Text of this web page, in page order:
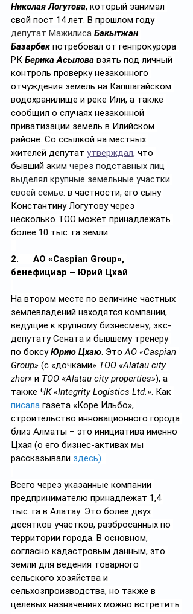
Николая Логутова, который занимал
свой пост 14 лет. В прошлом году
депутат Мажилиса Бакытжан
Базарбек потребовал от генпрокурора
РК Берика Асылова взять под личный
контроль проверку незаконного
отчуждения земель на Капшагайском
водохранилище и реке Или, а также
сообщил о случаях незаконной
приватизации земель в Илийском
районе. Со ссылкой на местных
жителей депутат утверждал, что
бывший аким через подставных лиц
выделял крупные земельные участки
своей семье: в частности, его сыну
Константину Логутову через
несколько ТОО может принадлежать
более 10 тыс. га земли.
2.      АО «Caspian Group»,
бенефициар – Юрий Цхай
На втором месте по величине частных
землевладений находятся компании,
ведущие к крупному бизнесмену, экс-
депутату Сената и бывшему тренеру
по боксу Юрию Цхаю. Это АО «Caspian
Group» (c «дочками» ТОО «Alatau city
zher» и ТОО «Alatau city properties»), а
также ЧК «Integrity Logistics Ltd.». Как
писала газета «Коре Ильбо»,
строительство инновационного города
близ Алматы – это инициатива именно
Цхая (о его бизнес-активах мы
рассказывали здесь).
Всего через указанные компании
предпринимателю принадлежат 1,4
тыс. га в Алатау. Это более двух
десятков участков, разбросанных по
территории города. В основном,
согласно кадастровым данным, это
земли для ведения товарного
сельского хозяйства и
сельхозпроизводства, но также в
целевых назначениях можно встретить